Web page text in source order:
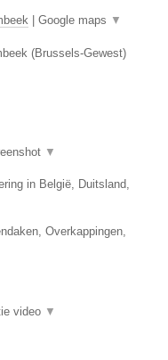
Google maps ▼
(Brussels-Gewest)
▼
in België, Duitsland,
Overkappingen,
video ▼